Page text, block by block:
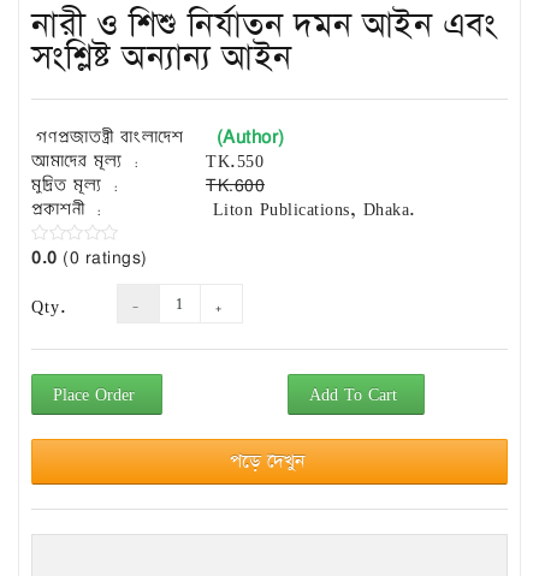
Islamic
Books
Building
Construction
&
Civil
Engineering
নারী ও শিশু নির্যাতন দমন আইন এবং
সংশ্লিষ্ট অন্যান্য আইন
গণপ্রজাতন্ত্রী বাংলাদেশ (Author)
আমাদের মূল্য : TK.550
মুদ্রিত মূল্য :
TK.600
প্রকাশনী :
Liton Publications, Dhaka.
0.0 (0 ratings)
Qty.
Place Order Add To Cart
পড়ে দেখুন